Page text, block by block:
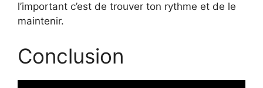
l’important c’est de trouver ton rythme et de le
maintenir.
Conclusion